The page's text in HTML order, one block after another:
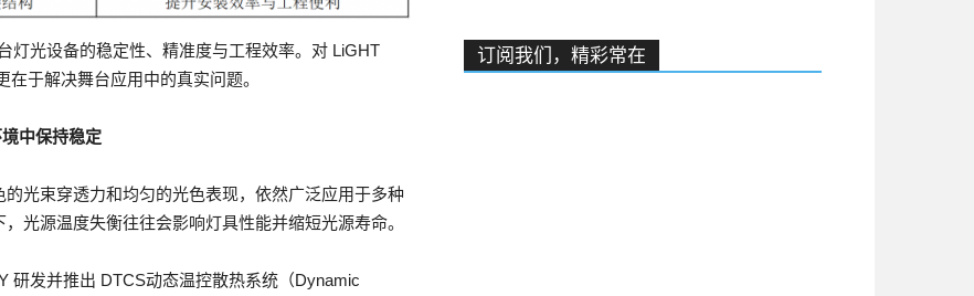
灯光设备的稳定性、精准度与工程效率。对 LiGHT
于解决舞台应用中的真实问题。
中保持稳定
光束穿透力和均匀的光色表现，依然广泛应用于多种
光源温度失衡往往会影响灯具性能并缩短光源寿命。
研发并推出 DTCS动态温控散热系统（Dynamic
订阅我们，精彩常在